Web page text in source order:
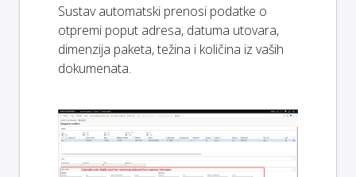
Sustav automatski prenosi podatke o
otpremi poput adresa, datuma utovara,
dimenzija paketa, težina i količina iz vaših
dokumenata.